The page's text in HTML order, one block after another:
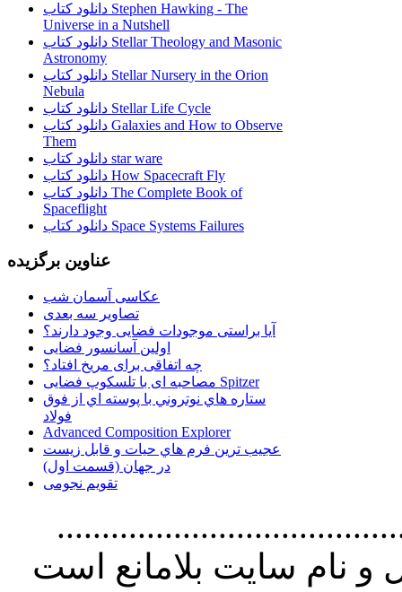
دانلود کتاب Stephen Hawking - The
Universe in a Nutshell
دانلود کتاب Stellar Theology and Masonic
Astronomy
دانلود کتاب Stellar Nursery in the Orion
Nebula
دانلود کتاب Stellar Life Cycle
دانلود کتاب Galaxies and How to Observe
Them
دانلود کتاب star ware
دانلود کتاب How Spacecraft Fly
دانلود کتاب The Complete Book of
Spaceflight
دانلود کتاب Space Systems Failures
عناوین برگزیده
عکاسی آسمان شب
تصاویر سه بعدی
آیا براستی موجودات فضایی وجود دارند؟
اولین آسانسور فضایی
چه اتفاقی برای مریخ افتاد؟
مصاحبه ای با تلسکوپ فضایی Spitzer
ستاره هاي نوتروني با پوسته اي از فوق
فولاد
Advanced Composition Explorer
عجیب ترین فرم هاي حيات و قابل زيست
در جهان (قسمت اول)
تقویم نجومی
استفاده از
نام سايت بلامانع است